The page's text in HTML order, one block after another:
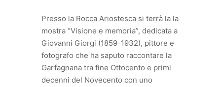
Presso la Rocca Ariostesca si terrà la la
mostra “Visione e memoria”, dedicata a
Giovanni Giorgi (1859-1932), pittore e
fotografo che ha saputo raccontare la
Garfagnana tra fine Ottocento e primi
decenni del Novecento con uno